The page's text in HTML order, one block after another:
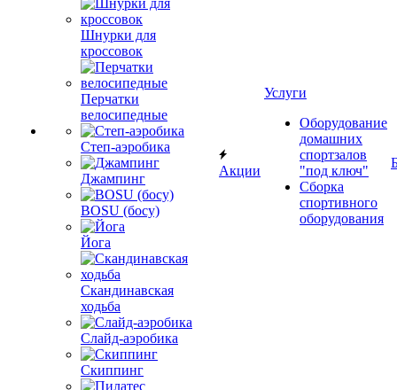
Шнурки для
кроссовок
Перчатки
велосипедные
Степ-аэробика
Джампинг
BOSU (босу)
Йога
Скандинавская
ходьба
Слайд-аэробика
Скиппинг
Акции
Услуги
Оборудование
домашних
спортзалов
"под ключ"
Сборка
спортивного
оборудования